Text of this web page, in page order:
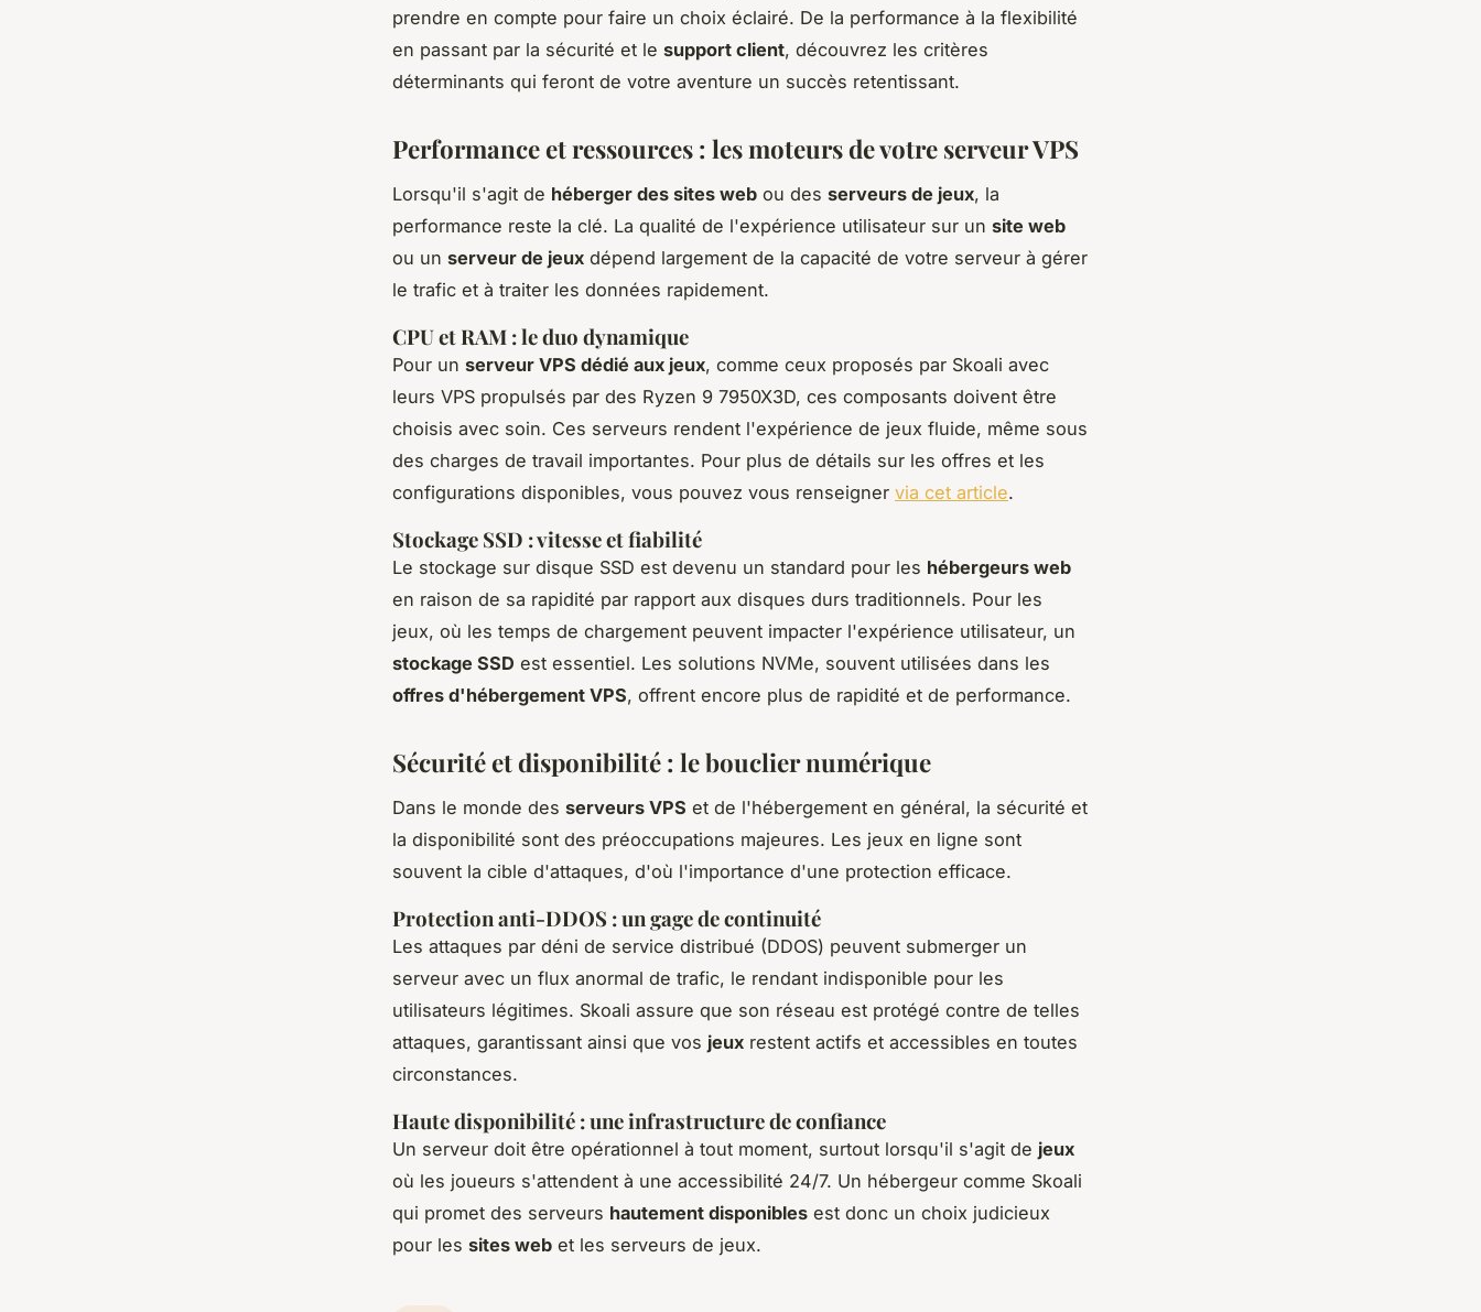
prendre en compte pour faire un choix éclairé. De la performance à la flexibilité
en passant par la sécurité et le support client, découvrez les critères
déterminants qui feront de votre aventure un succès retentissant.
Performance et ressources : les moteurs de votre serveur VPS
Lorsqu'il s'agit de héberger des sites web ou des serveurs de jeux, la
performance reste la clé. La qualité de l'expérience utilisateur sur un site web
ou un serveur de jeux dépend largement de la capacité de votre serveur à gérer
le trafic et à traiter les données rapidement.
CPU et RAM : le duo dynamique
Pour un serveur VPS dédié aux jeux, comme ceux proposés par Skoali avec
leurs VPS propulsés par des Ryzen 9 7950X3D, ces composants doivent être
choisis avec soin. Ces serveurs rendent l'expérience de jeux fluide, même sous
des charges de travail importantes. Pour plus de détails sur les offres et les
configurations disponibles, vous pouvez vous renseigner via cet article.
Stockage SSD : vitesse et fiabilité
Le stockage sur disque SSD est devenu un standard pour les hébergeurs web
en raison de sa rapidité par rapport aux disques durs traditionnels. Pour les
jeux, où les temps de chargement peuvent impacter l'expérience utilisateur, un
stockage SSD est essentiel. Les solutions NVMe, souvent utilisées dans les
offres d'hébergement VPS, offrent encore plus de rapidité et de performance.
Sécurité et disponibilité : le bouclier numérique
Dans le monde des serveurs VPS et de l'hébergement en général, la sécurité et
la disponibilité sont des préoccupations majeures. Les jeux en ligne sont
souvent la cible d'attaques, d'où l'importance d'une protection efficace.
Protection anti-DDOS : un gage de continuité
Les attaques par déni de service distribué (DDOS) peuvent submerger un
serveur avec un flux anormal de trafic, le rendant indisponible pour les
utilisateurs légitimes. Skoali assure que son réseau est protégé contre de telles
attaques, garantissant ainsi que vos jeux restent actifs et accessibles en toutes
circonstances.
Haute disponibilité : une infrastructure de confiance
Un serveur doit être opérationnel à tout moment, surtout lorsqu'il s'agit de jeux
où les joueurs s'attendent à une accessibilité 24/7. Un hébergeur comme Skoali
qui promet des serveurs hautement disponibles est donc un choix judicieux
pour les sites web et les serveurs de jeux.